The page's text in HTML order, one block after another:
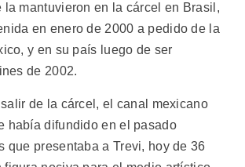
la mantuvieron en la cárcel en Brasil,
en enero de 2000 a pedido de la
y en su país luego de ser
de 2002.
de la cárcel, el canal mexicano
había difundido en el pasado
que presentaba a Trevi, hoy de 36